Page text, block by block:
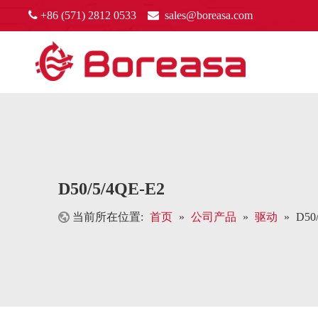
 +86 (571) 2812 0533  sales@boreasa.com
D50/5/4QE-E2
当前所在位置: 首页 » 公司产品 » 驱动 »